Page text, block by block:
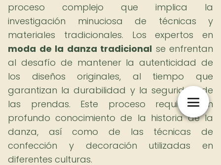
proceso complejo que implica la
investigación minuciosa de técnicas y
materiales tradicionales. Los expertos en
moda de la danza tradicional se enfrentan
al desafío de mantener la autenticidad de
los diseños originales, al tiempo que
garantizan la durabilidad y la seguridad de
las prendas. Este proceso requiere un
profundo conocimiento de la historia de la
danza, así como de las técnicas de
confección y decoración utilizadas en
diferentes culturas.